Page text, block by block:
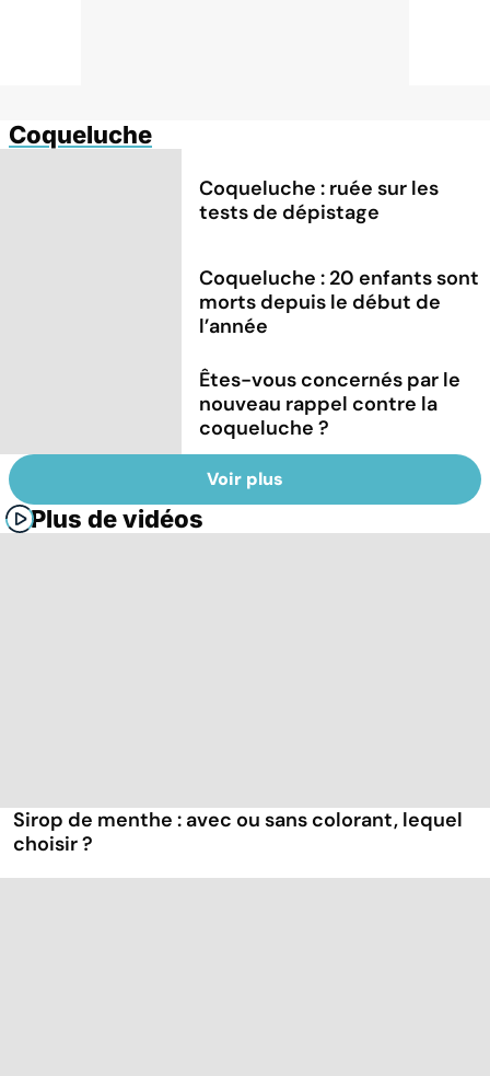
Coqueluche
Coqueluche : ruée sur les
tests de dépistage
Coqueluche : 20 enfants sont
morts depuis le début de
l’année
Êtes-vous concernés par le
nouveau rappel contre la
coqueluche ?
Voir plus
Plus de vidéos
Sirop de menthe : avec ou sans colorant, lequel
choisir ?